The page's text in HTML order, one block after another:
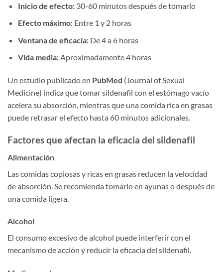
Inicio de efecto:30-60 minutos después de tomarlo
Efecto máximo:Entre 1 y 2 horas
Ventana de eficacia:De 4 a 6 horas
Vida media:Aproximadamente 4 horas
Un estudio publicado en PubMed (Journal of Sexual
Medicine) indica que tomar sildenafil con el estómago vacío
acelera su absorción, mientras que una comida rica en grasas
puede retrasar el efecto hasta 60 minutos adicionales.
Factores que afectan la eficacia del sildenafil
Alimentación
Las comidas copiosas y ricas en grasas reducen la velocidad
de absorción. Se recomienda tomarlo en ayunas o después de
una comida ligera.
Alcohol
El consumo excesivo de alcohol puede interferir con el
mecanismo de acción y reducir la eficacia del sildenafil.